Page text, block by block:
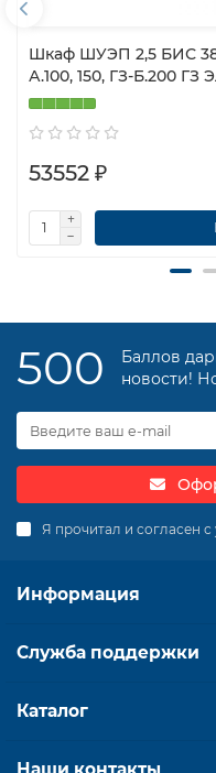
Шкаф ШУЭП 2,5 БИС
А.100, 150, ГЗ-Б.200 ГЗ
53552 ₽
500
Баллов
новости!
Я прочитал и согласен
Информация
Служба поддержки
Каталог